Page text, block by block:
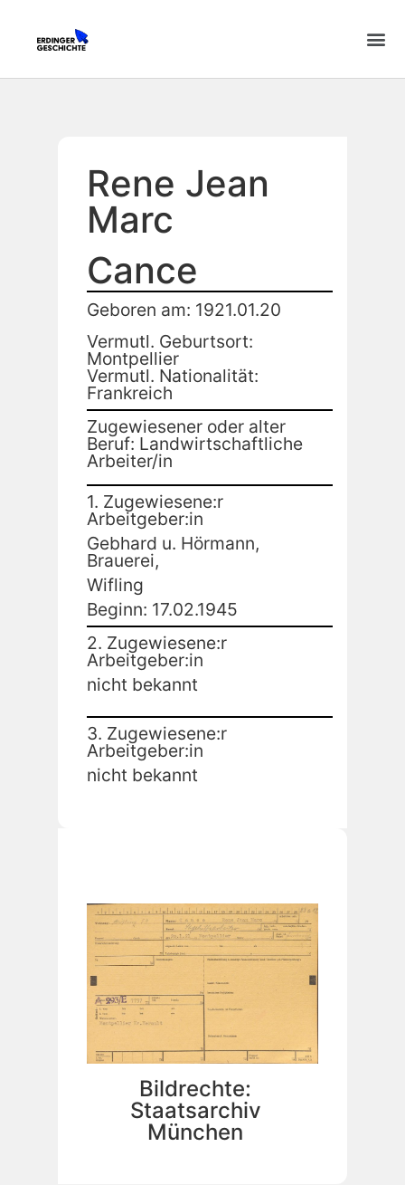
Rene Jean
Marc
Cance
Geboren am: 1921.01.20
Vermutl. Geburtsort:
Montpellier
Vermutl. Nationalität:
Frankreich
Zugewiesener oder alter
Beruf: Landwirtschaftliche
Arbeiter/in
1. Zugewiesene:r
Arbeitgeber:in
Gebhard u. Hörmann,
Brauerei,
Wifling
Beginn: 17.02.1945
2. Zugewiesene:r
Arbeitgeber:in
nicht bekannt
3. Zugewiesene:r
Arbeitgeber:in
nicht bekannt
Bildrechte:
Staatsarchiv
München